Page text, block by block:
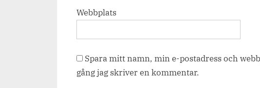
Webbplats
Spara mitt namn, min e-postadress och
gång jag skriver en kommentar.